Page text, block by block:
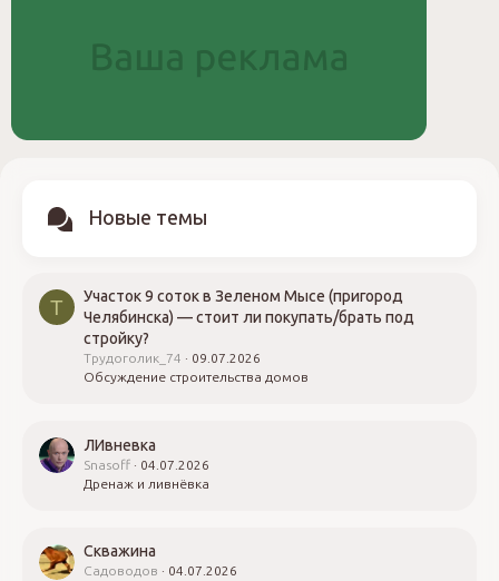
Новые темы
Т
Участок 9 соток в Зеленом Мысе (пригород
Челябинска) — стоит ли покупать/брать под
стройку?
Трудоголик_74
09.07.2026
Обсуждение строительства домов
ЛИвневка
Snasoff
04.07.2026
Дренаж и ливнёвка
Скважина
Садоводов
04.07.2026